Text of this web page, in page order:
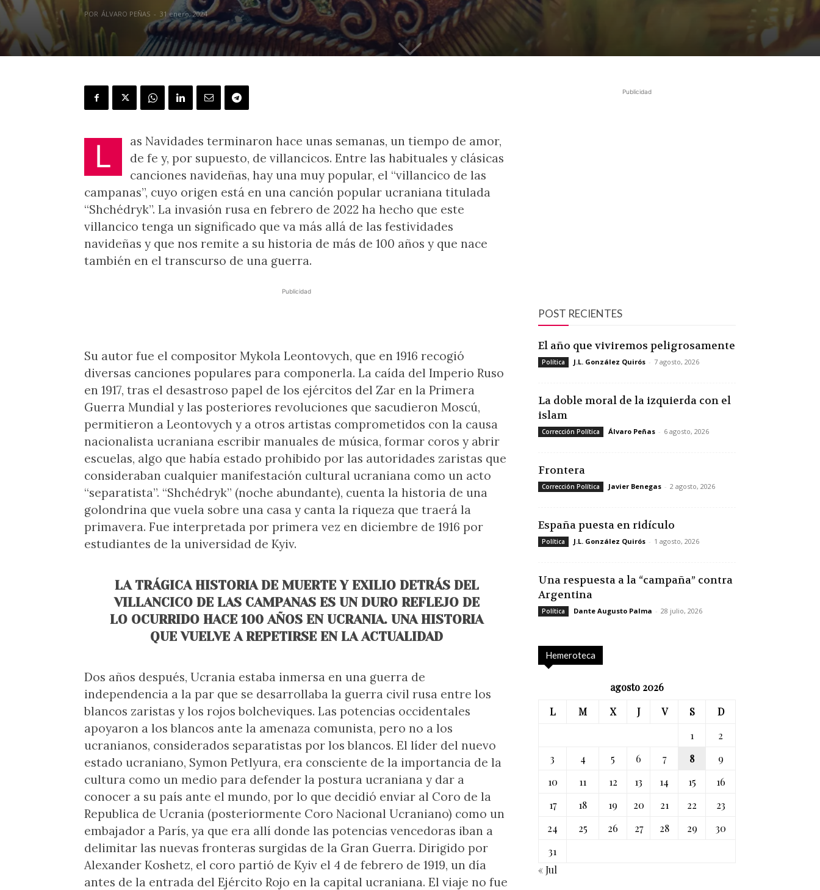
POR ÁLVARO PEÑAS - 31 enero, 2024
L
as Navidades terminaron hace unas semanas, un tiempo de amor,
de fe y, por supuesto, de villancicos. Entre las habituales y clásicas
canciones navideñas, hay una muy popular, el “villancico de las
campanas”, cuyo origen está en una canción popular ucraniana titulada
“Shchédryk”. La invasión rusa en febrero de 2022 ha hecho que este
villancico tenga un significado que va más allá de las festividades
navideñas y que nos remite a su historia de más de 100 años y que nace
también en el transcurso de una guerra.
Publicidad
Su autor fue el compositor Mykola Leontovych, que en 1916 recogió
diversas canciones populares para componerla. La caída del Imperio Ruso
en 1917, tras el desastroso papel de los ejércitos del Zar en la Primera
Guerra Mundial y las posteriores revoluciones que sacudieron Moscú,
permitieron a Leontovych y a otros artistas comprometidos con la causa
nacionalista ucraniana escribir manuales de música, formar coros y abrir
escuelas, algo que había estado prohibido por las autoridades zaristas que
consideraban cualquier manifestación cultural ucraniana como un acto
“separatista”. “Shchédryk” (noche abundante), cuenta la historia de una
golondrina que vuela sobre una casa y canta la riqueza que traerá la
primavera. Fue interpretada por primera vez en diciembre de 1916 por
estudiantes de la universidad de Kyiv.
LA TRÁGICA HISTORIA DE MUERTE Y EXILIO DETRÁS DEL
VILLANCICO DE LAS CAMPANAS ES UN DURO REFLEJO DE
LO OCURRIDO HACE 100 AÑOS EN UCRANIA. UNA HISTORIA
QUE VUELVE A REPETIRSE EN LA ACTUALIDAD
Dos años después, Ucrania estaba inmersa en una guerra de
independencia a la par que se desarrollaba la guerra civil rusa entre los
blancos zaristas y los rojos bolcheviques. Las potencias occidentales
apoyaron a los blancos ante la amenaza comunista, pero no a los
ucranianos, considerados separatistas por los blancos. El líder del nuevo
estado ucraniano, Symon Petlyura, era consciente de la importancia de la
cultura como un medio para defender la postura ucraniana y dar a
conocer a su país ante el mundo, por lo que decidió enviar al Coro de la
Republica de Ucrania (posteriormente Coro Nacional Ucraniano) como un
embajador a París, ya que era allí donde las potencias vencedoras iban a
delimitar las nuevas fronteras surgidas de la Gran Guerra. Dirigido por
Alexander Koshetz, el coro partió de Kyiv el 4 de febrero de 1919, un día
antes de la entrada del Ejército Rojo en la capital ucraniana. El viaje no fue
Publicidad
POST RECIENTES
El año que viviremos peligrosamente
Política J.L. González Quirós - 7 agosto, 2026
La doble moral de la izquierda con el
islam
Corrección Política Álvaro Peñas - 6 agosto, 2026
Frontera
Corrección Política Javier Benegas - 2 agosto, 2026
España puesta en ridículo
Política J.L. González Quirós - 1 agosto, 2026
Una respuesta a la “campaña” contra
Argentina
Política Dante Augusto Palma - 28 julio, 2026
Hemeroteca
agosto 2026
L
M X J V S
D
1
2
3
4 5 6 7 8
9
10
11 12 13 14 15
16
17
18 19 20 21 22
23
24
25 26 27 28 29
30
31
« Jul